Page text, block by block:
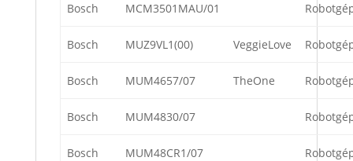
Bosch MCM3501MAU/01
Bosch MUZ9VL1(00) VeggieLove
Bosch MUM4657/07 TheOne
Bosch MUM4830/07
Bosch MUM48CR1/07